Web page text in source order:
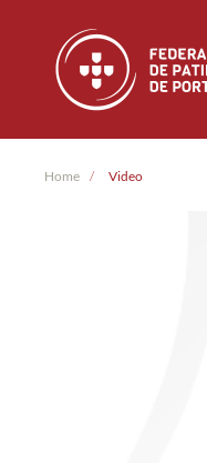
Skip to main content
Home Video